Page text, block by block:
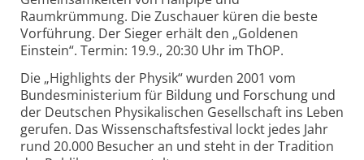
Raumkrümmung. Die Zuschauer küren die beste
Vorführung. Der Sieger erhält den „Goldenen
Einstein“. Termin: 19.9., 20:30 Uhr im ThOP.
Die „Highlights der Physik“ wurden 2001 vom
Bundesministerium für Bildung und Forschung und
der Deutschen Physikalischen Gesellschaft ins Leben
gerufen. Das Wissenschaftsfestival lockt jedes Jahr
rund 20.000 Besucher an und steht in der Tradition